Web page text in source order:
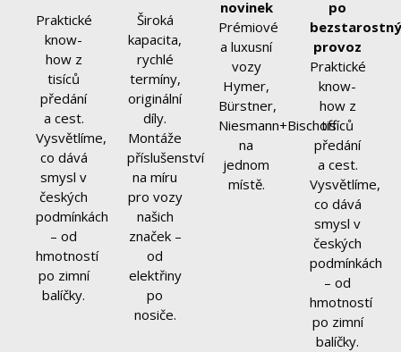
Praktické
know-
how z
tisíců
předání
a cest.
Vysvětlíme,
co dává
smysl v
českých
podmínkách
– od
hmotností
po zimní
balíčky.
Široká
kapacita,
rychlé
termíny,
originální
díly.
Montáže
příslušenství
na míru
pro vozy
našich
značek –
od
elektřiny
po
nosiče.
novinek
Prémiové
a luxusní
vozy
Hymer,
Bürstner,
Niesmann+Bischoff
na
jednom
místě.
po
bezstarostný
provoz
Praktické
know-
how z
tisíců
předání
a cest.
Vysvětlíme,
co dává
smysl v
českých
podmínkách
– od
hmotností
po zimní
balíčky.